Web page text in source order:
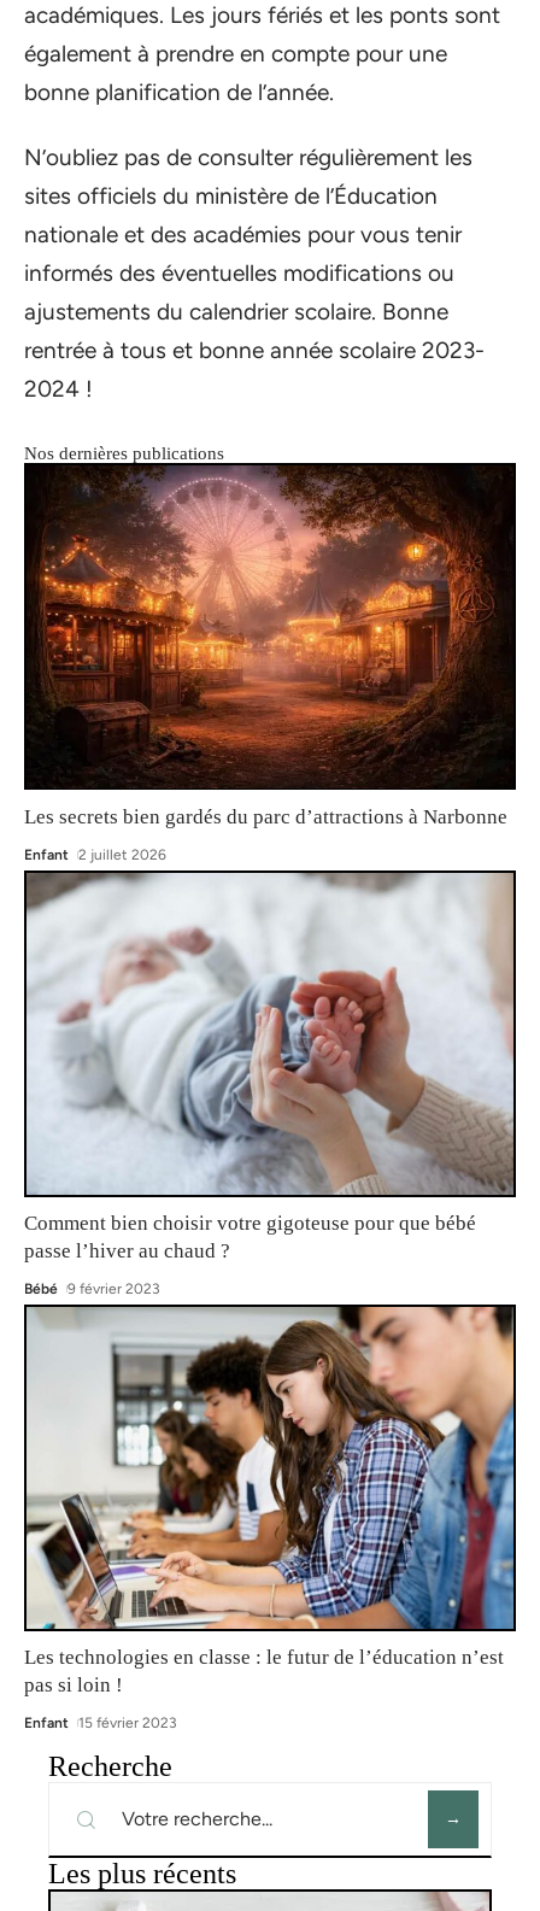
académiques. Les jours fériés et les ponts sont
également à prendre en compte pour une
bonne planification de l’année.
N’oubliez pas de consulter régulièrement les
sites officiels du ministère de l’Éducation
nationale et des académies pour vous tenir
informés des éventuelles modifications ou
ajustements du calendrier scolaire. Bonne
rentrée à tous et bonne année scolaire 2023-
2024 !
Nos dernières publications
Les secrets bien gardés du parc d’attractions à Narbonne
Enfant 2 juillet 2026
Comment bien choisir votre gigoteuse pour que bébé
passe l’hiver au chaud ?
Bébé 9 février 2023
Les technologies en classe : le futur de l’éducation n’est
pas si loin !
Enfant 15 février 2023
Recherche
Les plus récents